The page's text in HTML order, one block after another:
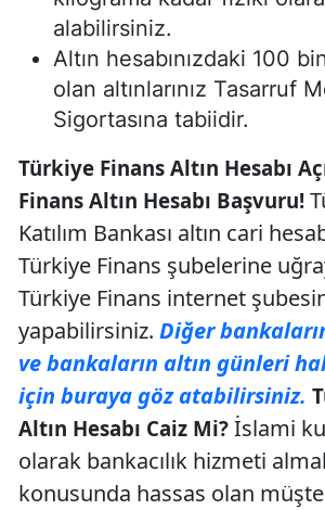
alabilirsiniz.
Altın hesabınızdaki 100
olan altınlarınız Tasarruf
Sigortasına tabiidir.
Türkiye Finans Altın Hesabı
Finans Altın Hesabı Başvuru!
Katılım Bankası altın cari
Türkiye Finans şubelerine
Türkiye Finans internet
yapabilirsiniz. Diğer
ve bankaların altın günleri
için buraya göz atabilirsiniz.
Altın Hesabı Caiz Mi? İslami
olarak bankacılık hizmeti
konusunda hassas olan